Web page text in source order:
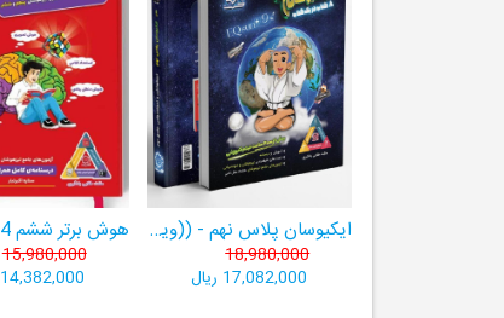
ایکیوسان پلاس نهم - ((ویژۀ مدارس نمونه دولتی، تیزهوشان و سمپاد+ فیلم‌های آموزشی+سامانۀ آزمون‌ساز رایگان))
18,980,000
17,082,000 ریال
15,980,000
14,382,000 ریال